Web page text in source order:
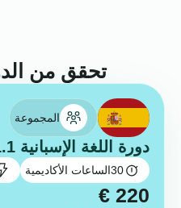
تحقق من
المجموعة
دورة اللغة الإسبانية A1.1 للمبتدئين
30الساعات الأكاديمية
€ 220